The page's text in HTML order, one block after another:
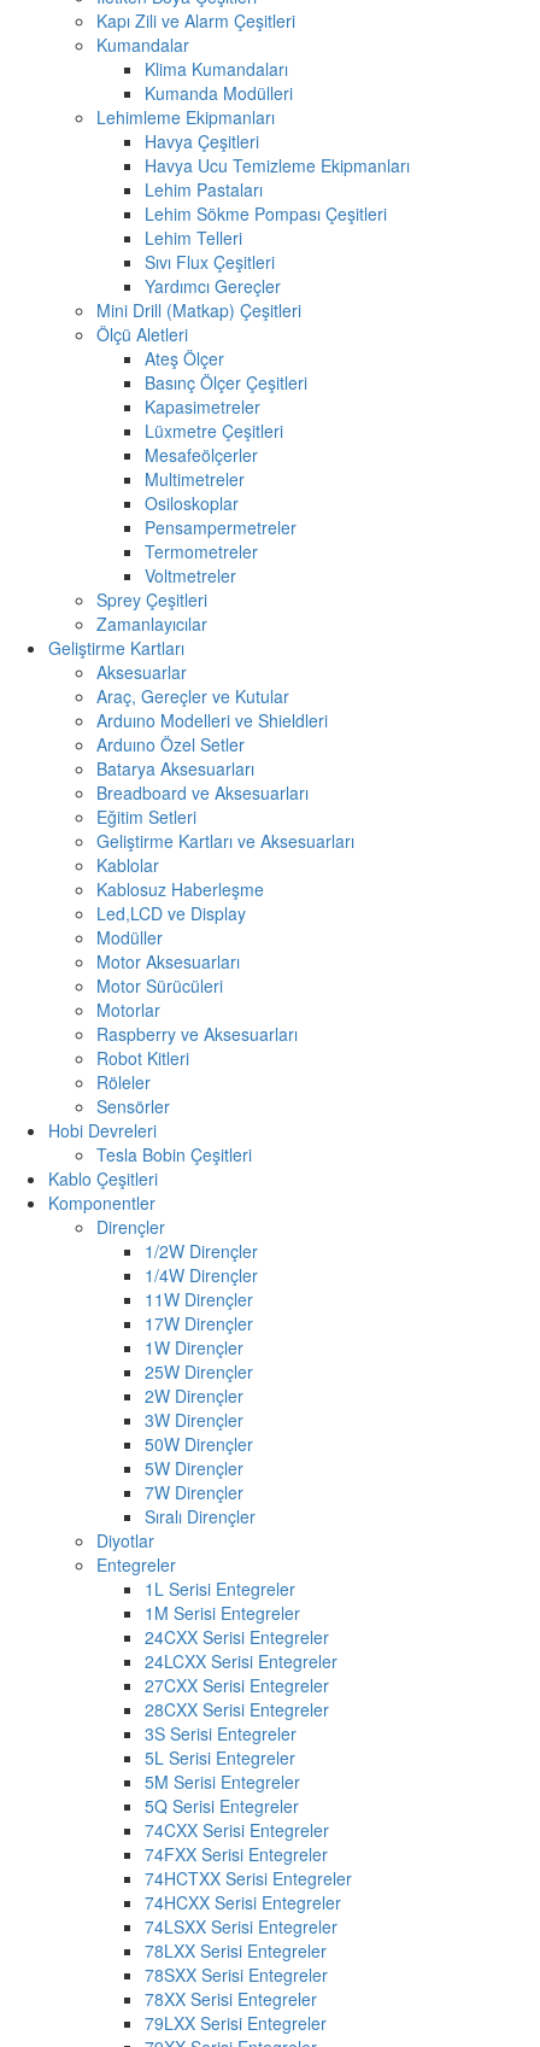
Kapı Zili ve Alarm Çeşitleri
Kumandalar
Klima Kumandaları
Kumanda Modülleri
Lehimleme Ekipmanları
Havya Çeşitleri
Havya Ucu Temizleme Ekipmanları
Lehim Pastaları
Lehim Sökme Pompası Çeşitleri
Lehim Telleri
Sıvı Flux Çeşitleri
Yardımcı Gereçler
Mini Drill (Matkap) Çeşitleri
Ölçü Aletleri
Ateş Ölçer
Basınç Ölçer Çeşitleri
Kapasimetreler
Lüxmetre Çeşitleri
Mesafeölçerler
Multimetreler
Osiloskoplar
Pensampermetreler
Termometreler
Voltmetreler
Sprey Çeşitleri
Zamanlayıcılar
Geliştirme Kartları
Aksesuarlar
Araç, Gereçler ve Kutular
Arduıno Modelleri ve Shieldleri
Arduıno Özel Setler
Batarya Aksesuarları
Breadboard ve Aksesuarları
Eğitim Setleri
Geliştirme Kartları ve Aksesuarları
Kablolar
Kablosuz Haberleşme
Led,LCD ve Display
Modüller
Motor Aksesuarları
Motor Sürücüleri
Motorlar
Raspberry ve Aksesuarları
Robot Kitleri
Röleler
Sensörler
Hobi Devreleri
Tesla Bobin Çeşitleri
Kablo Çeşitleri
Komponentler
Dirençler
1/2W Dirençler
1/4W Dirençler
11W Dirençler
17W Dirençler
1W Dirençler
25W Dirençler
2W Dirençler
3W Dirençler
50W Dirençler
5W Dirençler
7W Dirençler
Sıralı Dirençler
Diyotlar
Entegreler
1L Serisi Entegreler
1M Serisi Entegreler
24CXX Serisi Entegreler
24LCXX Serisi Entegreler
27CXX Serisi Entegreler
28CXX Serisi Entegreler
3S Serisi Entegreler
5L Serisi Entegreler
5M Serisi Entegreler
5Q Serisi Entegreler
74CXX Serisi Entegreler
74FXX Serisi Entegreler
74HCTXX Serisi Entegreler
74HCXX Serisi Entegreler
74LSXX Serisi Entegreler
78LXX Serisi Entegreler
78SXX Serisi Entegreler
78XX Serisi Entegreler
79LXX Serisi Entegreler